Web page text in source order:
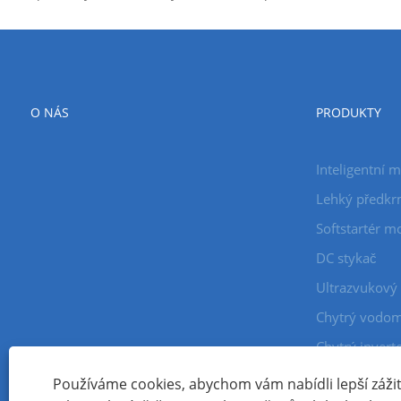
O NÁS PRODUKTY
Inteligentní
Lehký
Softstartér
DC stykač
Chytrý
Chytrý
Spínač
Používáme cookies, abychom vám nabídli lepší